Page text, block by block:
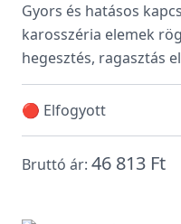
Gyors és hatásos
karosszéria elemek
hegesztés, ragasztás
🔴 Elfogyott
Bruttó ár: 46 813 Ft